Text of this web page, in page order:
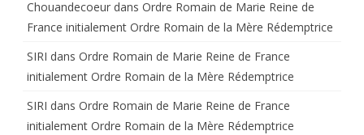
NE
Chouandecoeur dans Ordre Romain de Marie Reine de
France initialement Ordre Romain de la Mère Rédemptrice
SIRI dans Ordre Romain de Marie Reine de France
initialement Ordre Romain de la Mère Rédemptrice
SIRI dans Ordre Romain de Marie Reine de France
initialement Ordre Romain de la Mère Rédemptrice